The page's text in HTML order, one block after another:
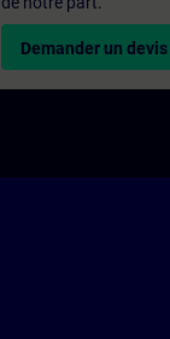
Demander un